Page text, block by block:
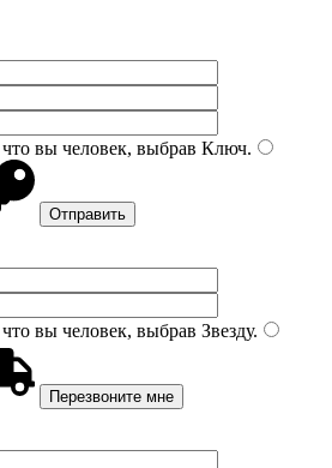
вы человек, выбрав Ключ.
вы человек, выбрав Звезду.